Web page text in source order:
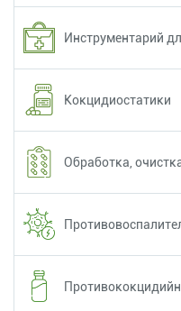
Инструментарий
Кокцидиостатики
Обработка,